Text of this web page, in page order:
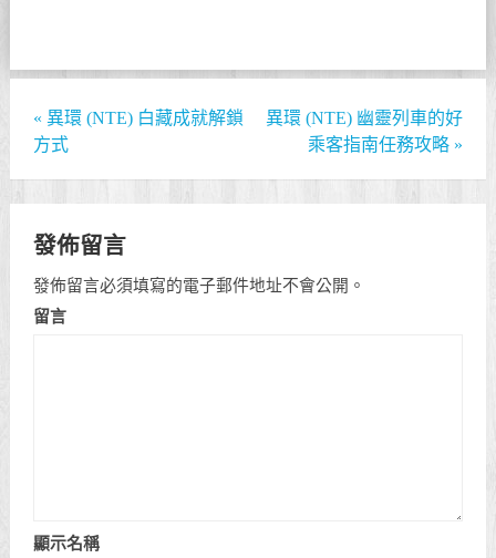
« 異環 (NTE) 白藏成就解鎖
方式
異環 (NTE) 幽靈列車的好
乘客指南任務攻略 »
發佈留言
發佈留言必須填寫的電子郵件地址不會公開。
留言
顯示名稱